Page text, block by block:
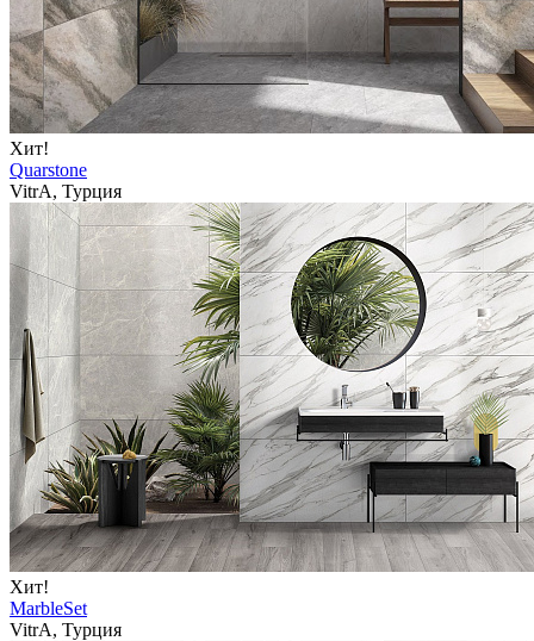
Хит!
Quarstone
VitrA, Турция
Хит!
MarbleSet
VitrA, Турция